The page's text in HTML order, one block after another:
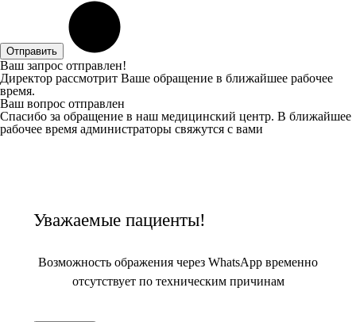
Отправить
Ваш запрос отправлен!
Директор рассмотрит Ваше обращение в ближайшее рабочее
время.
Ваш вопрос отправлен
Спасибо за обращение в наш медицинский центр. В ближайшее
рабочее время администраторы свяжутся с вами
Уважаемые пациенты!
Возможность ображения через WhatsApp временно
отсутствует по техническим причинам